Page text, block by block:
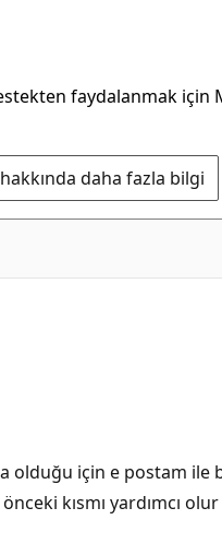
faydalanmak için
daha fazla bilgi
olduğu için e postam
kısmı yardımcı